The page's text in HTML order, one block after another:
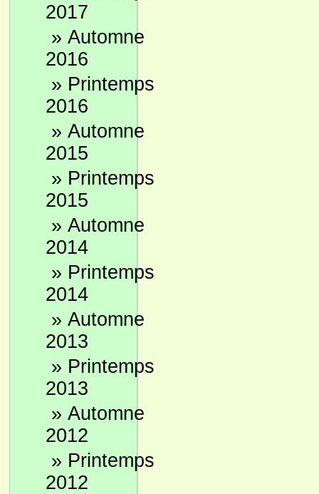
2017
» Automne
2016
» Printemps
2016
» Automne
2015
» Printemps
2015
» Automne
2014
» Printemps
2014
» Automne
2013
» Printemps
2013
» Automne
2012
» Printemps
2012